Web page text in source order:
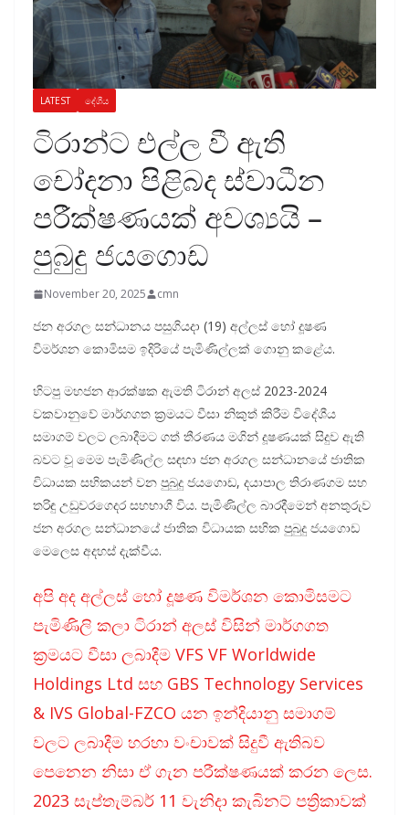
LATEST දේශීය
ටිරාන්ට එල්ල වී ඇති
චෝදනා පිළිබද ස්වාධීන
පරීක්ෂණයක් අවශ්‍යයි –
පුබුදු ජයගොඩ
November 20, 2025 cmn
ජන අරගල සන්ධානය පසුගියදා (19) අල්ලස් හෝ දූෂණ
විමර්ශන කොමිසම ඉදිරියේ පැමිණිල්ලක් ගොනු කළේය.
හිටපු මහජන ආරක්ෂක ඇමති ටිරාන් අලස් 2023-2024
වකවානුවේ මාර්ගගත ක්‍රමයට වීසා නිකුත් කිරීම විදේශීය
සමාගම් වලට ලබාදීමට ගත් තීරණය මගින් දූෂණයක් සිදුව ඇති
බවට වූ මෙම පැමිණිල්ල සඳහා ජන අරගල සන්ධානයේ ජාතික
විධායක සභිකයන් වන පුබුදු ජයගොඩ, දයාපාල තිරාණගම සහ
තරිඳු උඩුවරගෙදර සහභාගී විය. පැමිණිල්ල බාරදීමෙන් අනතුරුව
ජන අරගල සන්ධානයේ ජාතික විධායක සභික පුබුදු ජයගොඩ
මෙලෙස අදහස් දැක්වීය.
අපි අද අල්ලස් හෝ දූෂණ විමර්ශන කොමිසමට
පැමිණිලි කලා ටිරාන් අලස් විසින් මාර්ගගත
ක්‍රමයට වීසා ලබාදීම VFS VF Worldwide
Holdings Ltd සහ GBS Technology Services
& IVS Global-FZCO යන ඉන්දියානු සමාගම්
වලට ලබාදීම හරහා වංචාවක් සිදුවී ඇතිබව
පෙනෙන නිසා ඒ ගැන පරීක්ෂණයක් කරන ලෙස.
2023 සැප්තැම්බර් 11 වැනිදා කැබිනට් පත්‍රිකාවක්